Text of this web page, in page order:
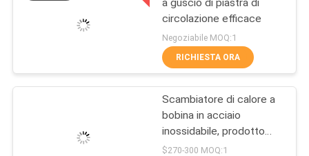
CIRCA
Piccola unità di
condensazione
32
a guscio di piastra di
circolazione efficace
Negoziabile MOQ:1
RICHIESTA ORA
Scambiatore di calore a
bobina in acciaio
inossidabile, prodotto
secondo queste
$270-300 MOQ:1